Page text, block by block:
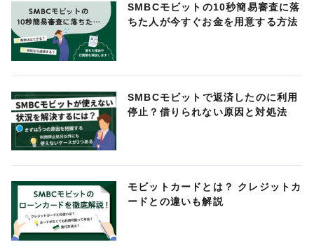
SMBCモビットの10秒簡易審査に落
ちた人が今すぐお金を用意する方法
SMBCモビットで返済したのに利用
停止？借りられない原因と対処法
モビットカードとは？ クレジットカ
ードとの違いも解説